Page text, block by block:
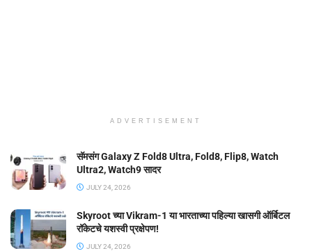
ADVERTISEMENT
सॅमसंग Galaxy Z Fold8 Ultra, Fold8, Flip8, Watch
Ultra2, Watch9 सादर
JULY 24, 2026
Skyroot च्या Vikram-1 या भारताच्या पहिल्या खासगी ऑर्बिटल
रॉकेटचे यशस्वी प्रक्षेपण!
JULY 24, 2026